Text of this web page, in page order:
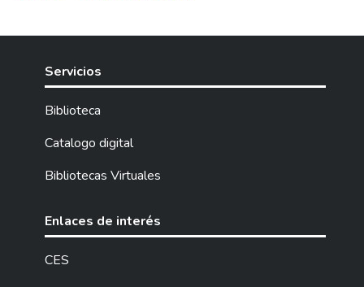
Servicios
Biblioteca
Catalogo digital
Bibliotecas Virtuales
Enlaces de interés
CES